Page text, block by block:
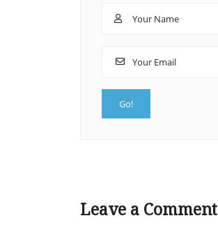
Leave a Comment